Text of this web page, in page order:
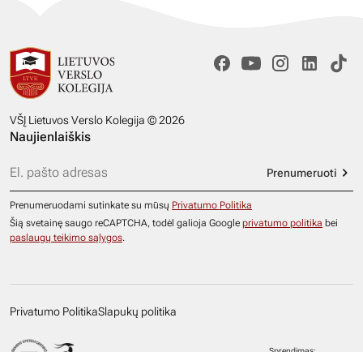
VŠĮ Lietuvos Verslo Kolegija © 2026
Naujienlaiškis
Prenumeruoti
Prenumeruodami sutinkate su mūsų Privatumo Politika
Šią svetainę saugo reCAPTCHA, todėl galioja Google privatumo politika bei
paslaugų teikimo sąlygos.
Privatumo PolitikaSlapukų politika